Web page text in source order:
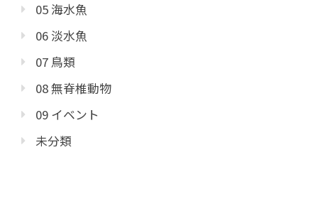
05 海水魚
06 淡水魚
07 鳥類
08 無脊椎動物
09 イベント
未分類